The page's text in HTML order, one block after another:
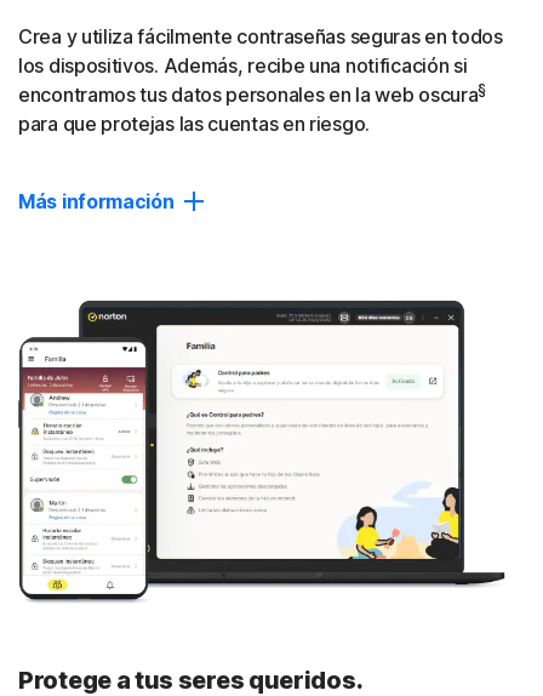
Cerrar
Crea y utiliza fácilmente contraseñas seguras en todos
los dispositivos. Además, recibe una notificación si
encontramos tus datos personales en la web oscura§
para que protejas las cuentas en riesgo.
Más información
personal en sitios ocultos utilizados por ladrones de
identidad, y actúa rápidamente para ayudar a proteger
tus cuentas y evitar que sean explotadas.
Administrador de contraseñas
Crea, almacena y administra tus contraseñas, tarjetas de
crédito y otra información personal en tu depósito digital
privado, accesible en tus dispositivos.
Cerrar
Protege a tus seres queridos.